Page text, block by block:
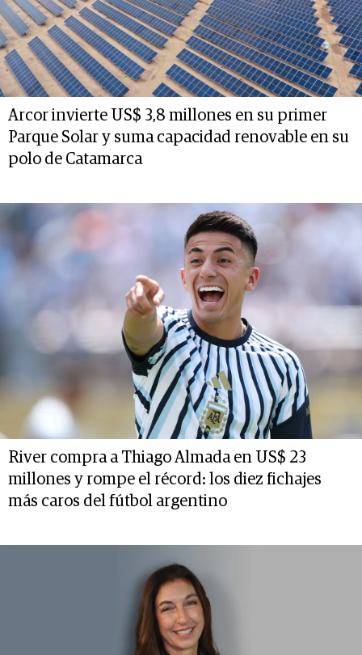
Arcor invierte US$ 3,8 millones en su primer
Parque Solar y suma capacidad renovable en su
polo de Catamarca
River compra a Thiago Almada en US$ 23
millones y rompe el récord: los diez fichajes
más caros del fútbol argentino